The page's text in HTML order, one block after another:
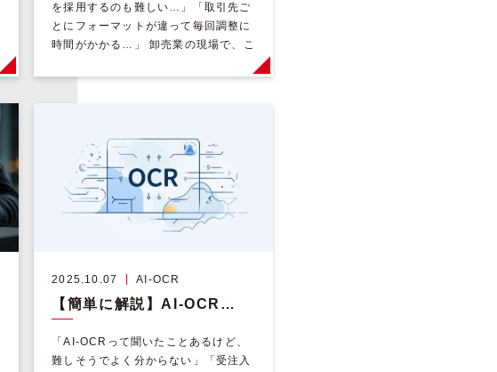
を採用するのも難しい…」「取引先ご
とにフォーマットが違って毎回調整に
時間がかかる…」 卸売業の現場で、こ
発注業務は […]
2025.10.07 AI-OCR
【簡単に解説】AI-OCRとは？受発注業務で現場がラクになる最新技術
「AI-OCRって聞いたことあるけど、
難しそうでよく分からない」「受注入